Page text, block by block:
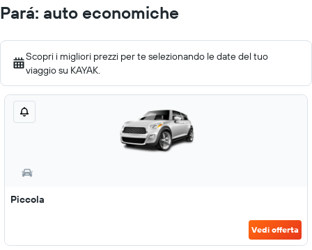
Pará: auto economiche
Scopri i migliori prezzi per te selezionando le date del tuo
viaggio su KAYAK.
Piccola
Vedi offerta